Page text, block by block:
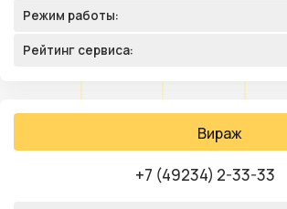
Режим работы:
Рейтинг сервиса:
Вираж
+7 (49234) 2-33-33